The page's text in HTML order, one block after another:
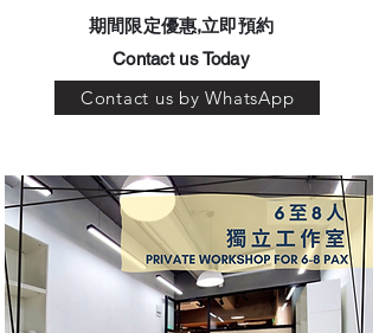
​期間限定優惠,立即預約
Contact us Today
Contact us by WhatsApp